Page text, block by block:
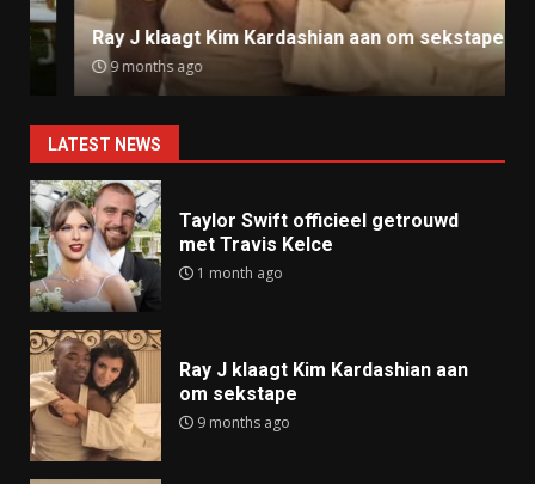
Ray J klaagt Kim Kardashian aan om sekstape
9 months ago
LATEST NEWS
Taylor Swift officieel getrouwd
met Travis Kelce
1 month ago
Ray J klaagt Kim Kardashian aan
om sekstape
9 months ago